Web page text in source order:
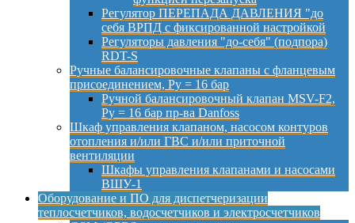
Регулятор ПЕРЕПАДА ДАВЛЕНИЯ "до
себя ВРПД с фиксированной настройкой
Регуляторы давления "до-себя" (подпора)
RDT-S
Ручные балансировочные клапаны с фланцевым
присоединением, Py = 16 бар
Ручной балансировочный клапан MSV-F2,
Py = 16 бар пр-ва Danfoss
Шкаф управления клапаном, насосом контуров
отопления и/или ГВС и/или приточной
вентиляции
Шкафы управления клапанами и насосами
ВШУ-1
Оборудование и ПО для диспетчеризации
теплосчетчиков, водосчетчиков и электросчетчиков